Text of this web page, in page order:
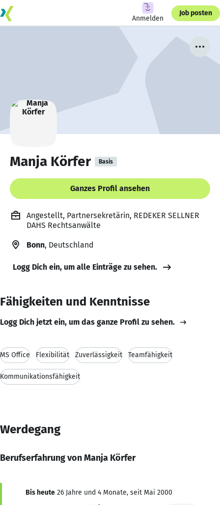
Anmelden
Job posten
Manja Körfer Basis
Ganzes Profil ansehen
Angestellt, Partnersekretärin, REDEKER SELLNER
DAHS Rechtsanwälte
Bonn, Deutschland
Logg Dich ein, um alle Einträge zu sehen.
Fähigkeiten und Kenntnisse
Logg Dich jetzt ein, um das ganze Profil zu sehen.
MS Office Flexibilität Zuverlässigkeit Teamfähigkeit
Kommunikationsfähigkeit
Werdegang
Berufserfahrung von Manja Körfer
Bis heute 26 Jahre und 4 Monate, seit Mai 2000